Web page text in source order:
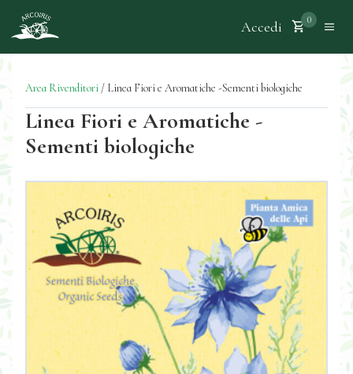
Accedi 0
Area Rivenditori / Linea Fiori e Aromatiche -Sementi biologiche
Linea Fiori e Aromatiche -
Sementi biologiche